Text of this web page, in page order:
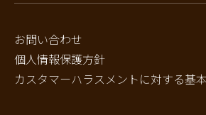
お問い合わせ
個人情報保護方針
カスタマーハラスメントに対する基